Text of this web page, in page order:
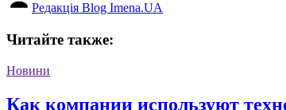
Редакція Blog Imena.UA
Читайте также:
Новини
Как компании используют